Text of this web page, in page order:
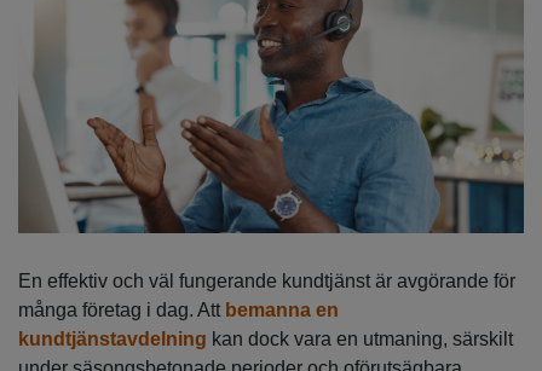
En effektiv och väl fungerande kundtjänst är avgörande för
många företag i dag. Att bemanna en
kundtjänstavdelning kan dock vara en utmaning, särskilt